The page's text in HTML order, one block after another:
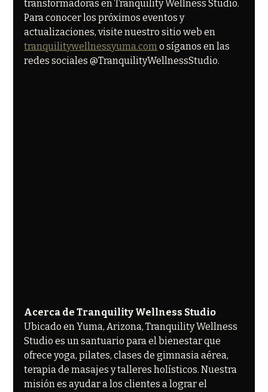
transformadoras en Tranquility Wellness Studio.
Para conocer los próximos eventos y
actualizaciones, visite nuestro sitio web en
tranquilitywellnessyuma.com o síganos en las
redes sociales @TranquilityWellnessStudio.
Acerca de Tranquility Wellness Studio
Ubicado en Yuma, Arizona, Tranquility Wellness
Studio es un santuario para el bienestar que
ofrece yoga, pilates, clases de gimnasia aérea,
terapia de masajes y talleres holísticos. Nuestra
misión es ayudar a los clientes a lograr el